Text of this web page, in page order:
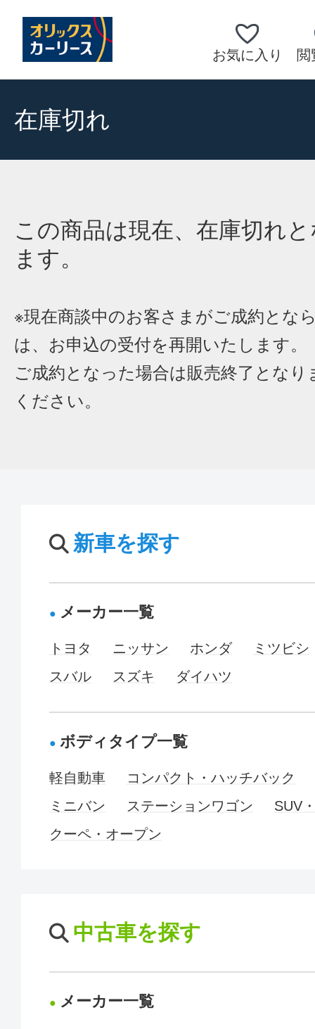
お気に入り 閲
在庫切れ
この商品は現在、在庫切れ
ます。
※現在商談中のお客さまがご成約とな
は、お申込の受付を再開いたします。
ご成約となった場合は販売終了となり
ください。
新車を探す
メーカー一覧
トヨタ ニッサン ホンダ
ミツビシ
スバル
スズキ ダイハツ
ボディタイプ一覧
軽自動車
コンパクト・ハッチバック
ミニバン
ステーションワゴン
SUV
クーペ・オープン
中古車を探す
メーカー一覧